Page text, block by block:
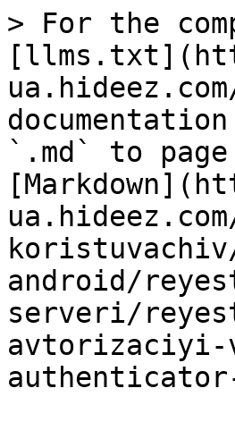
> For the
`.md` to
android/
serveri/
avtorizaciyi-